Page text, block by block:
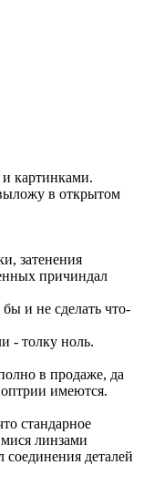
картинками.
в открытом
затенения
причиндал
и не сделать что-
- толку ноль.
в продаже, да
имеются.
стандарное
линзами
соединения деталей